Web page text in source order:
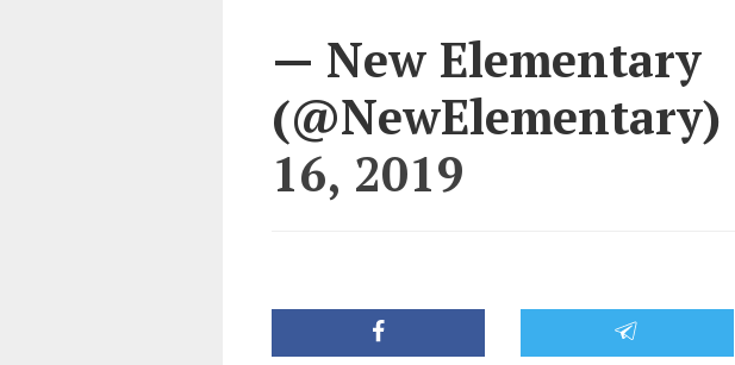
— New Elementary
(@NewElementary)
16, 2019